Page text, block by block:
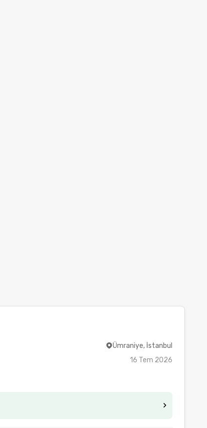
Ümraniye, İstanbul
16 Tem 2026